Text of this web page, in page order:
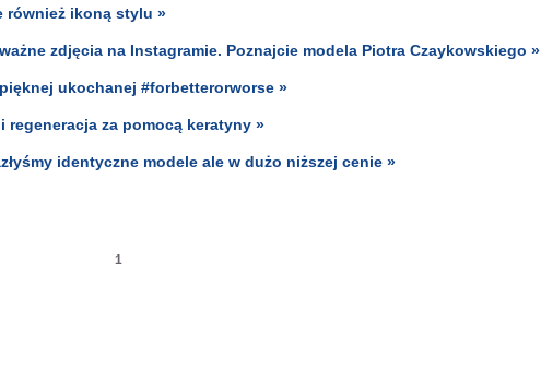
również ikoną stylu »
zdjęcia na Instagramie. Poznajcie modela Piotra Czaykowskiego »
ukochanej #forbetterorworse »
regeneracja za pomocą keratyny »
identyczne modele ale w dużo niższej cenie »
1